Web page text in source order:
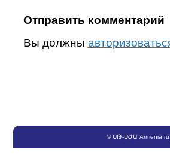
Отправить комментарий
Вы должны
©ՍԹ-ՍԺԱ Armenia.ru